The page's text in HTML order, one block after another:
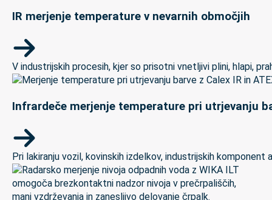
IR merjenje temperature v nevarnih območjih
V industrijskih procesih, kjer so prisotni vnetljivi plini, hlapi,
Infrardeče merjenje temperature pri utrjevanju
Pri lakiranju vozil, kovinskih izdelkov, industrijskih